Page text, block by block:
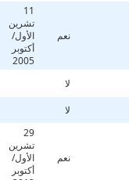
نعم
11
تشرين
الأول/
أكتوبر
2005
نعم
29
تشرين
الأول/
أكتوبر